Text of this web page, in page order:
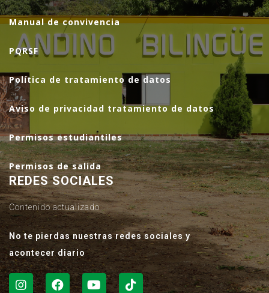
Manual de convivencia
PQRSF
Política de tratamiento de datos
Aviso de privacidad tratamiento de datos
Permisos estudiantiles
Permisos de salida
REDES SOCIALES
Contenido actualizado
No te pierdas nuestras redes sociales y
acontecer diario